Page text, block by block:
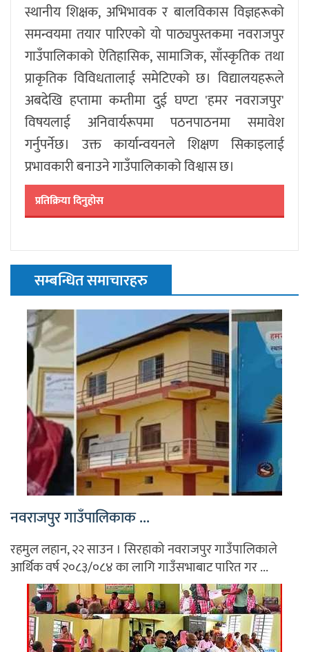
स्थानीय शिक्षक, अभिभावक र बालविकास विज्ञहरूको
समन्वयमा तयार पारिएको यो पाठ्यपुस्तकमा नवराजपुर
गाउँपालिकाको ऐतिहासिक, सामाजिक, साँस्कृतिक तथा
प्राकृतिक विविधतालाई समेटिएको छ। विद्यालयहरूले
अबदेखि हप्तामा कम्तीमा दुई घण्टा 'हमर नवराजपुर'
विषयलाई अनिवार्यरूपमा पठनपाठनमा समावेश
गर्नुपर्नेछ। उक्त कार्यान्वयनले शिक्षण सिकाइलाई
प्रभावकारी बनाउने गाउँपालिकाको विश्वास छ।
प्रतिक्रिया दिनुहोस
सम्बन्धित समाचारहरु
नवराजपुर गाउँपालिकाक ...
रहमुल लहान, २२ साउन । सिरहाको नवराजपुर गाउँपालिकाले
आर्थिक वर्ष २०८३/०८४ का लागि गाउँसभाबाट पारित गर ...